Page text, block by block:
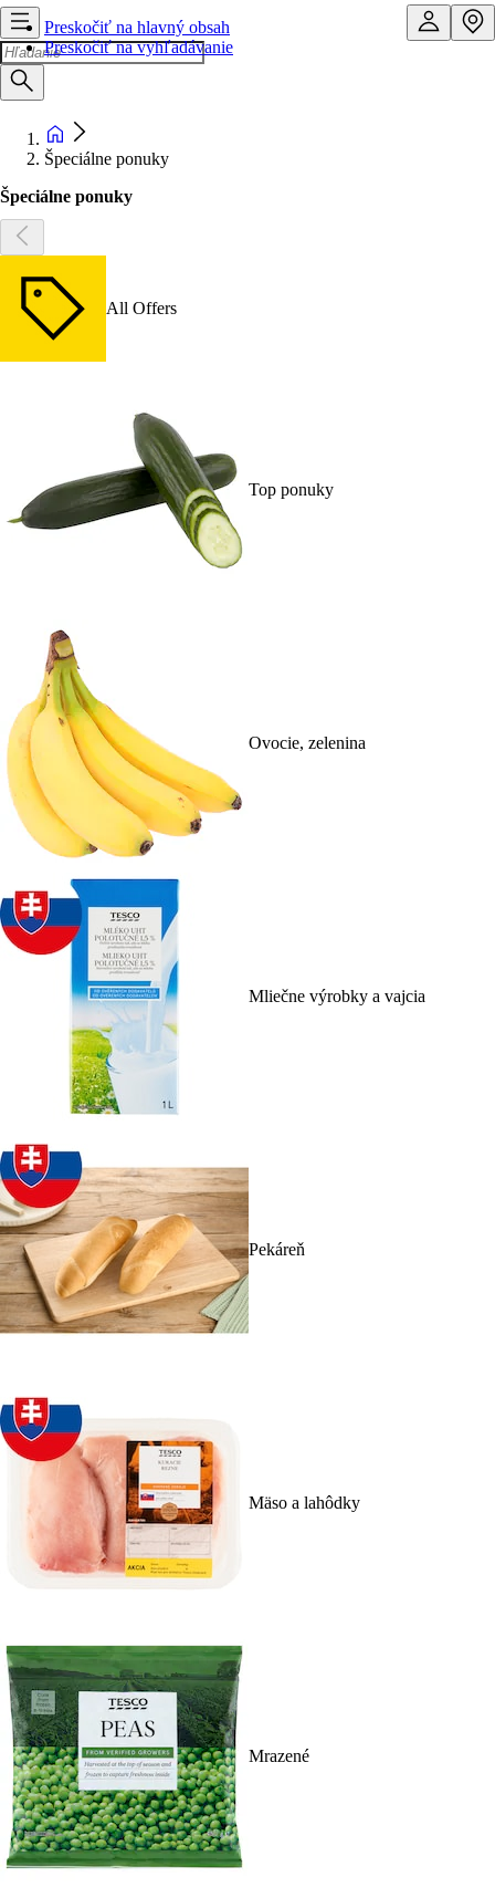
Preskočiť na hlavný obsah
Preskočiť na vyhľadávanie
Špeciálne ponuky
Špeciálne ponuky
All Offers
Top ponuky
Ovocie, zelenina
Mliečne výrobky a vajcia
Pekáreň
Mäso a lahôdky
Mrazené